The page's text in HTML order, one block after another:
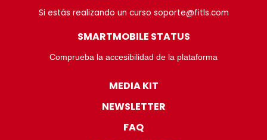
Si estás realizando un curso soporte@fitls.com
SMARTMOBILE STATUS
Comprueba la accesibilidad de la plataforma
MEDIA KIT
NEWSLETTER
FAQ